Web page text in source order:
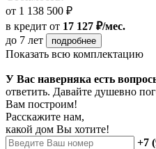
от 1 138 500 ₽
в кредит от 17 127 ₽/мес.
до 7 лет
подробнее
Показать всю комплектацию
У Вас наверняка есть
ответить. Давайте душевно
Вам построим!
Расскажите нам,
какой дом Вы хотите!
+7 (